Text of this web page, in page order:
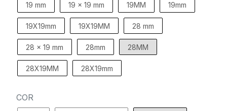
19 mm 19 x 19 mm 19MM 19mm
19X19mm 19X19MM 28 mm
28 x 19 mm 28mm 28MM
28X19MM 28X19mm
COR